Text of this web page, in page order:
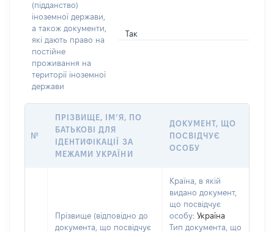
(підданство)
іноземної держави,
а також документи,
які дають право на
постійне
проживання на
території іноземної
держави
Так
№
ПРІЗВИЩЕ, ІМ’Я, ПО
БАТЬКОВІ ДЛЯ
ІДЕНТИФІКАЦІЇ ЗА
МЕЖАМИ УКРАЇНИ
ДОКУМЕНТ, ЩО
ПОСВІДЧУЄ
ОСОБУ
Прізвище (відповідно до
документа, що посвідчує
Країна, в якій
видано документ,
що посвідчує
особу: Україна
Тип документа, що